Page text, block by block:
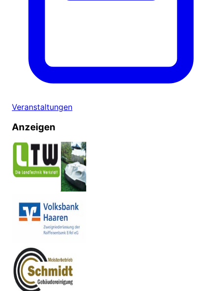
Veranstaltungen
Anzeigen